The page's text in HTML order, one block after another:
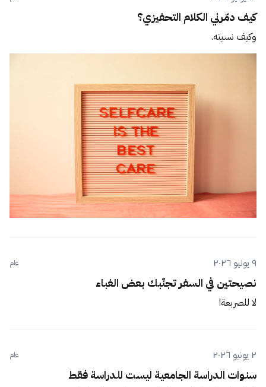
كيف دمّرني الكلام التحفيزي؟
وكيف نسيته.
٩ يونيو ٢٠٢٦ عام
نصيحتين في السفر تجنّبك بعض الغباء
لا للصربعة!
٢ يونيو ٢٠٢٦ عام
سنوات الدراسة الجامعية ليست للدراسة فقط